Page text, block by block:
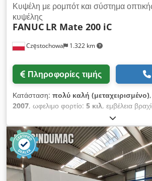
Częstochowa 1.322 km
Κυψέλη με ρομπότ και σύστημα
κυψέλης
FANUC LR Mate 200 iC
Πληροφορίες τιμής
Κατάσταση: πολύ καλή (μεταχειρισμένο)
2007, ωφελιμο φορτίο: 5 κιλ, εμβέλεια
Fanuc LR Mate 200 iC Ρομπότ (E-29388)
System Χώρα προέλευσης: Ιαπωνία Έτος:
Asqgck Dep Ierf Σύστημα ελέγχου: R-30iA
αξόνων: 6 Φορτίο: 5 kg Εμβέλεια: 704 mm
±0,02 mm Βάρος ρομπότ: 27 kg Κάμερα: